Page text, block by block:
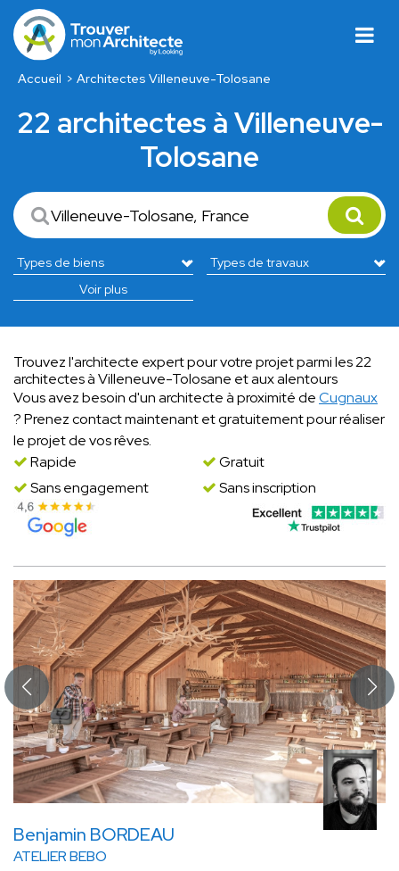
Accueil Architectes Villeneuve-Tolosane
22 architectes à Villeneuve-
Tolosane
Voir plus
Trouvez l'architecte expert pour votre projet parmi les 22
architectes à Villeneuve-Tolosane et aux alentours
Vous avez besoin d'un architecte à proximité deCugnaux
? Prenez contact maintenant et gratuitement pour réaliser
le projet de vos rêves.
Rapide
Gratuit
Sans engagement
Sans inscription
Benjamin BORDEAU
ATELIER BEBO